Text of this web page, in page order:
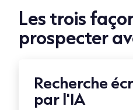
Les trois
prospecter
Recherche
par l'IA